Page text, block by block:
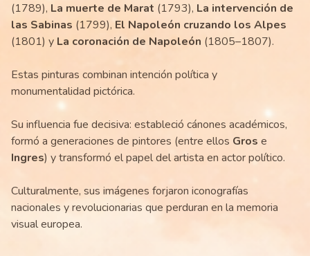
(1789), La muerte de Marat (1793), La intervención de
las Sabinas (1799), El Napoleón cruzando los Alpes
(1801) y La coronación de Napoleón (1805–1807).
Estas pinturas combinan intención política y
monumentalidad pictórica.
Su influencia fue decisiva: estableció cánones académicos,
formó a generaciones de pintores (entre ellos Gros e
Ingres) y transformó el papel del artista en actor político.
Culturalmente, sus imágenes forjaron iconografías
nacionales y revolucionarias que perduran en la memoria
visual europea.